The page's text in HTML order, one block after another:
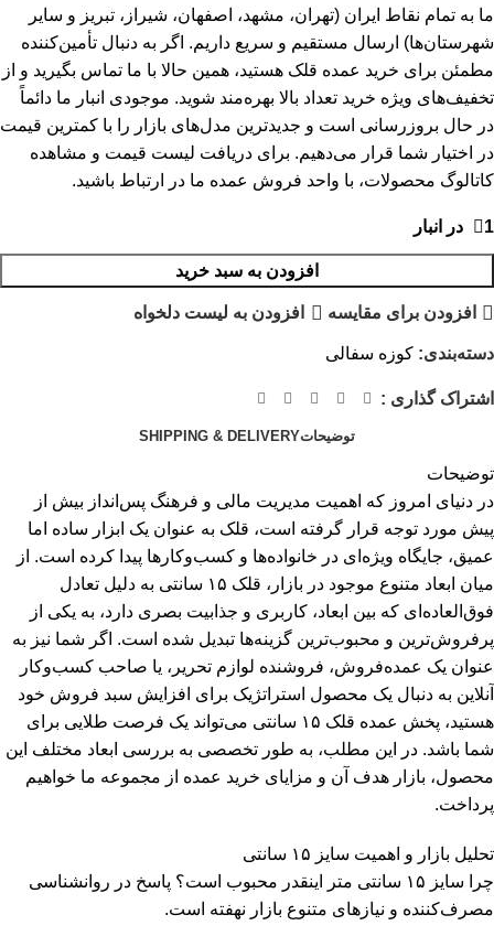
ما به تمام نقاط ایران (تهران، مشهد، اصفهان، شیراز، تبریز و سایر
شهرستان‌ها) ارسال مستقیم و سریع داریم. اگر به دنبال تأمین‌کننده
مطمئن برای خرید عمده قلک هستید، همین حالا با ما تماس بگیرید و از
تخفیف‌های ویژه خرید تعداد بالا بهره‌مند شوید. موجودی انبار ما دائماً
در حال بروزرسانی است و جدیدترین مدل‌های بازار را با کمترین قیمت
در اختیار شما قرار می‌دهیم. برای دریافت لیست قیمت و مشاهده
کاتالوگ محصولات، با واحد فروش عمده ما در ارتباط باشید.
1 در انبار
افزودن به سبد خرید
افزودن برای مقایسه افزودن به لیست دلخواه
دسته‌بندی: کوزه سفالی
اشتراک گذاری :
توضیحاتSHIPPING & DELIVERY
توضیحات
در دنیای امروز که اهمیت مدیریت مالی و فرهنگ پس‌انداز بیش از
پیش مورد توجه قرار گرفته است، قلک به عنوان یک ابزار ساده اما
عمیق، جایگاه ویژه‌ای در خانواده‌ها و کسب‌وکارها پیدا کرده است. از
میان ابعاد متنوع موجود در بازار، قلک ۱۵ سانتی به دلیل تعادل
فوق‌العاده‌ای که بین ابعاد، کاربری و جذابیت بصری دارد، به یکی از
پرفروش‌ترین و محبوب‌ترین گزینه‌ها تبدیل شده است. اگر شما نیز به
عنوان یک عمده‌فروش، فروشنده لوازم تحریر، یا صاحب کسب‌وکار
آنلاین به دنبال یک محصول استراتژیک برای افزایش سبد فروش خود
هستید، پخش عمده قلک ۱۵ سانتی می‌تواند یک فرصت طلایی برای
شما باشد. در این مطلب، به طور تخصصی به بررسی ابعاد مختلف این
محصول، بازار هدف آن و مزایای خرید عمده از مجموعه ما خواهیم
پرداخت.
تحلیل بازار و اهمیت سایز ۱۵ سانتی
چرا سایز ۱۵ سانتی متر اینقدر محبوب است؟ پاسخ در روانشناسی
مصرف‌کننده و نیازهای متنوع بازار نهفته است.